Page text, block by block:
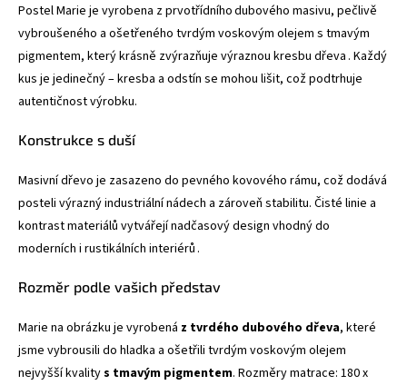
Postel Marie je vyrobena z prvotřídního dubového masivu, pečlivě
vybroušeného a ošetřeného tvrdým voskovým olejem s tmavým
pigmentem, který krásně zvýrazňuje výraznou kresbu dřeva . Každý
kus je jedinečný – kresba a odstín se mohou lišit, což podtrhuje
autentičnost výrobku.
Konstrukce s duší
Masivní dřevo je zasazeno do pevného kovového rámu, což dodává
posteli výrazný industriální nádech a zároveň stabilitu. Čisté linie a
kontrast materiálů vytvářejí nadčasový design vhodný do
moderních i rustikálních interiérů .
Rozměr podle vašich představ
Marie na obrázku je vyrobená z tvrdého dubového dřeva, které
jsme vybrousili do hladka a ošetřili tvrdým voskovým olejem
nejvyšší kvalitys tmavým pigmentem. Rozměry matrace: 180 x